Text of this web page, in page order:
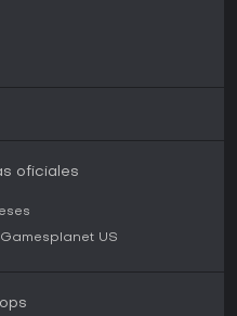
oficiales
Gamesplanet US